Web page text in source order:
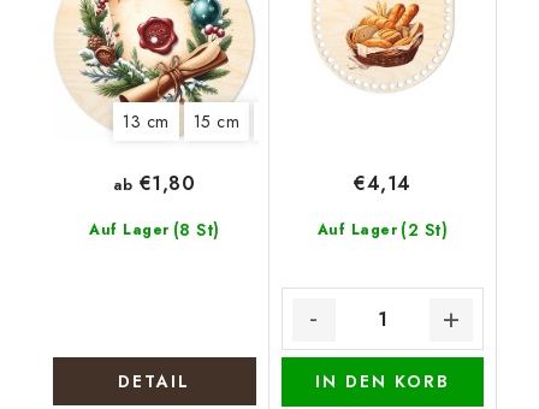
13 cm 15 cm
Auf Lager (8 St)
ab €1,80
DETAIL
Auf Lager (2 St)
€4,14
IN DEN KORB